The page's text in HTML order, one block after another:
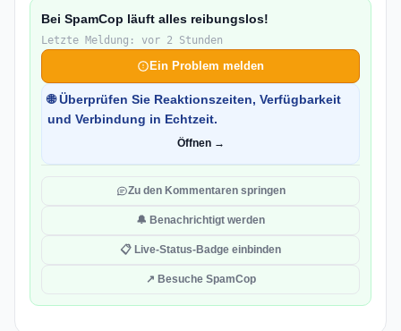
Bei SpamCop läuft alles reibungslos!
Letzte Meldung: vor 2 Stunden
Ein Problem melden
🌐 Überprüfen Sie Reaktionszeiten, Verfügbarkeit
und Verbindung in Echtzeit.
Öffnen →
Zu den Kommentaren springen
🔔 Benachrichtigt werden
📋 Live-Status-Badge einbinden
↗ Besuche SpamCop